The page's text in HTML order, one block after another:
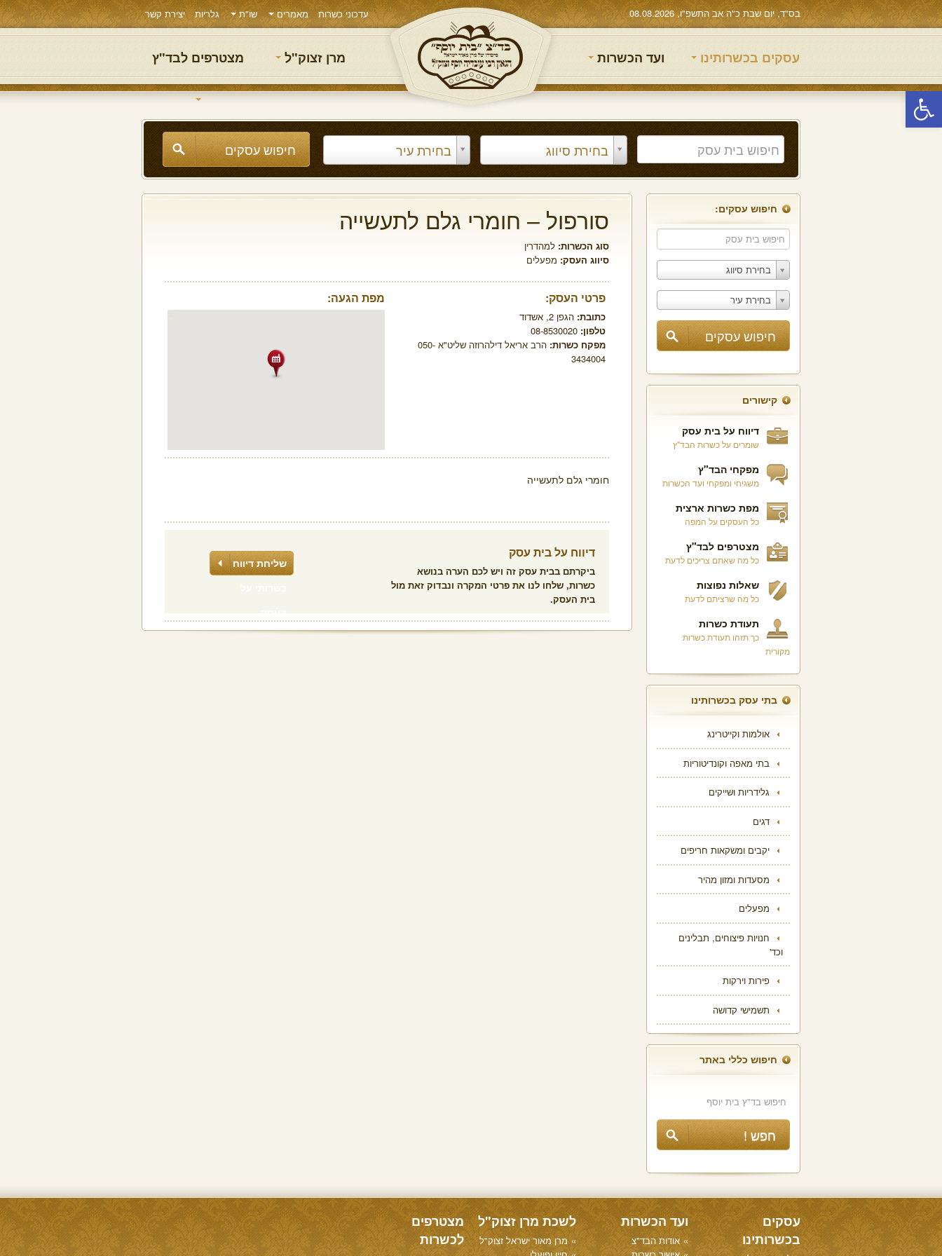
פתח סרגל נגישות
בס"ד, יום שבת כ"ה אב התשפ"ו, 08.08.2026 עדכוני כשרות מאמרים שו"ת גלריות יצירת קשר
עסקים בכשרותינו ועד הכשרות מרן זצוק"ל מצטרפים לבד"ץ
בחירת סיווג בחירת עיר
חיפוש עסקים:
בחירת סיווג
בחירת עיר
קישורים
דיווח על בית עסק
שומרים על כשרות הבד"ץ
מפקחי הבד"ץ
משגיחי ומפקחי ועד הכשרות
מפת כשרות ארצית
כל העסקים על המפה
מצטרפים לבד"ץ
כל מה שאתם צריכים לדעת
שאלות נפוצות
כל מה שרציתם לדעת
תעודת כשרות
כך תזהו תעודת כשרות
מקורית
בתי עסק בכשרותינו
אולמות וקייטרינג
בתי מאפה וקונדיטוריות
גלידריות ושייקים
דגים
יקבים ומשקאות חריפים
מסעדות ומזון מהיר
מפעלים
חנויות פיצוחים, תבלינים
וכד'
פירות וירקות
תשמישי קדושה
חיפוש כללי באתר
סורפול – חומרי גלם לתעשייה
סוג הכשרות: למהדרין
סיווג העסק: מפעלים
פרטי העסק:
כתובת: הגפן 2, אשדוד
טלפון: 08-8530020
מפקח כשרות:
הרב אריאל דילהרוזה שליט"א 050-
3434004
מפת הגעה:
חומרי גלם לתעשייה
דיווח על בית עסק
ביקרתם בבית עסק זה ויש לכם הערה בנושא
כשרות, שלחו לנו את פרטי המקרה ונבדוק זאת מול
בית העסק.
שליחת דיווח
עסקים
בכשרותינו
ועד הכשרות
אודות הבד"צ
לשכת מרן זצוק"ל
מרן מאור ישראל זצוק"ל
מצטרפים
לכשרות